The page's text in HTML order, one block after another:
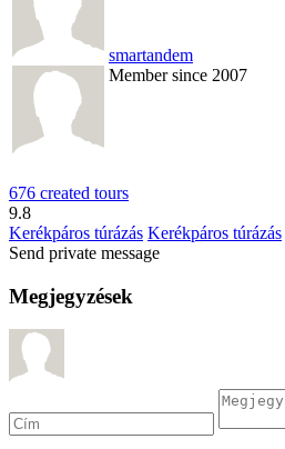
smartandem
Member since 2007
676 created tours
9.8
Kerékpáros túrázás Kerékpáros túrázás
Send private message
Megjegyzések